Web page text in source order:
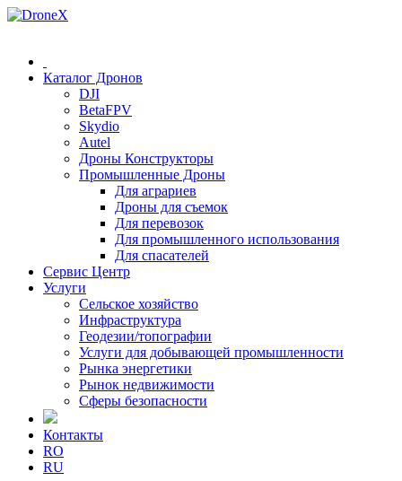
Каталог Дронов
DJI
BetaFPV
Skydio
Autel
Дроны Конструкторы
Промышленные Дроны
Для аграриев
Дроны для съемок
Для перевозок
Для промышленного использования
Для спасателей
Сервис Центр
Услуги
Сельское хозяйство
Инфраструктура
Геодезии/топографии
Услуги для добывающей промышленности
Рынка энергетики
Рынок недвижимости
Сферы безопасности
Контакты
RO
RU